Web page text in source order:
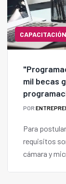
CAPACITACIÓN
mil becas
POR
Para
requisitos
cámara y